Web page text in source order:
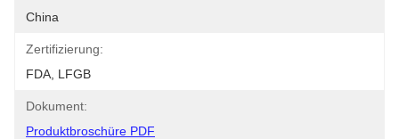
China
Zertifizierung:
FDA, LFGB
Dokument:
Produktbroschüre PDF